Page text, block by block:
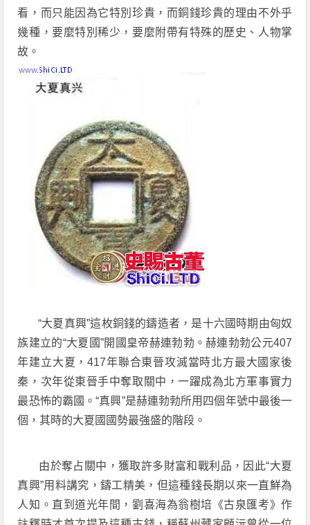
看，而只能因為它特別珍貴，而銅錢珍貴的理由不外乎
幾種，要麼特別稀少，要麼附帶有特殊的歷史、人物掌
故。
“大夏真興”這枚銅錢的鑄造者，是十六國時期由匈奴
族建立的“大夏國”開國皇帝赫連勃勃。赫連勃勃公元407
年建立大夏，417年聯合東晉攻滅當時北方最大國家後
秦，次年從東晉手中奪取關中，一躍成為北方軍事實力
最恐怖的霸國。“真興”是赫連勃勃所用四個年號中最後一
個，其時的大夏國國勢最強盛的階段。
由於奪占關中，獲取許多財富和戰利品，因此“大夏
真興”用料講究，鑄工精美，但這種錢長期以來一直鮮為
人知。直到道光年間，劉喜海為翁樹培《古泉匯考》作